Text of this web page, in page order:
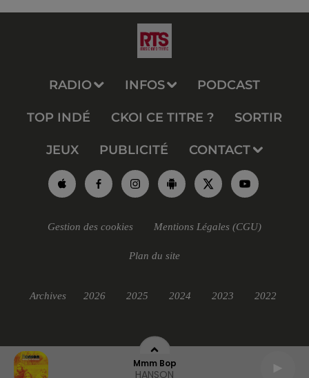
Mmm Bop
HANSON
RADIO INFOS PODCAST
TOP INDÉ CKOI CE TITRE ? SORTIR
JEUX PUBLICITÉ CONTACT
Gestion des cookies Mentions Légales (CGU)
Plan du site
Archives 2026 2025 2024 2023 2022